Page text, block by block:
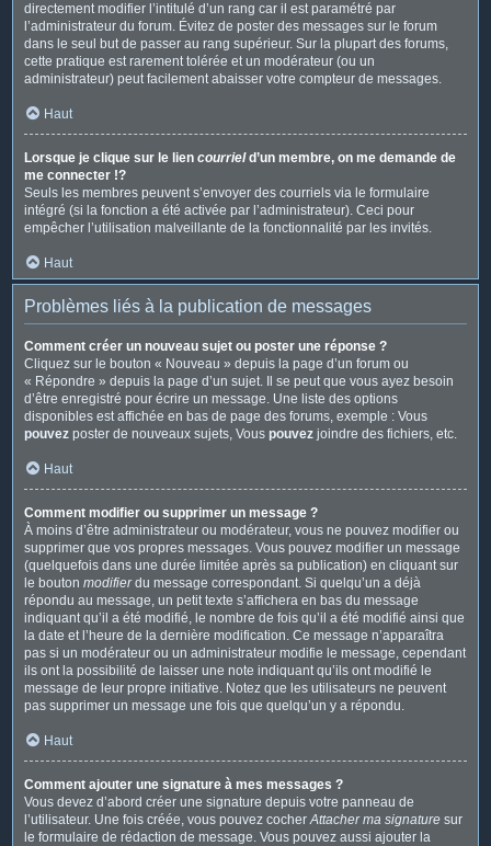
directement modifier l’intitulé d’un rang car il est paramétré par
l’administrateur du forum. Évitez de poster des messages sur le forum
dans le seul but de passer au rang supérieur. Sur la plupart des forums,
cette pratique est rarement tolérée et un modérateur (ou un
administrateur) peut facilement abaisser votre compteur de messages.
Haut
Lorsque je clique sur le lien courrield’un membre, on me demande de
me connecter !?
Seuls les membres peuvent s’envoyer des courriels via le formulaire
intégré (si la fonction a été activée par l’administrateur). Ceci pour
empêcher l’utilisation malveillante de la fonctionnalité par les invités.
Haut
Problèmes liés à la publication de messages
Comment créer un nouveau sujet ou poster une réponse ?
Cliquez sur le bouton « Nouveau » depuis la page d’un forum ou
« Répondre » depuis la page d’un sujet. Il se peut que vous ayez besoin
d’être enregistré pour écrire un message. Une liste des options
disponibles est affichée en bas de page des forums, exemple : Vous
pouvez poster de nouveaux sujets, Vous pouvez joindre des fichiers, etc.
Haut
Comment modifier ou supprimer un message ?
À moins d’être administrateur ou modérateur, vous ne pouvez modifier ou
supprimer que vos propres messages. Vous pouvez modifier un message
(quelquefois dans une durée limitée après sa publication) en cliquant sur
le bouton modifierdu message correspondant. Si quelqu’un a déjà
répondu au message, un petit texte s’affichera en bas du message
indiquant qu’il a été modifié, le nombre de fois qu’il a été modifié ainsi que
la date et l’heure de la dernière modification. Ce message n’apparaîtra
pas si un modérateur ou un administrateur modifie le message, cependant
ils ont la possibilité de laisser une note indiquant qu’ils ont modifié le
message de leur propre initiative. Notez que les utilisateurs ne peuvent
pas supprimer un message une fois que quelqu’un y a répondu.
Haut
Comment ajouter une signature à mes messages ?
Vous devez d’abord créer une signature depuis votre panneau de
l’utilisateur. Une fois créée, vous pouvez cocherAttacher ma signature sur
le formulaire de rédaction de message. Vous pouvez aussi ajouter la